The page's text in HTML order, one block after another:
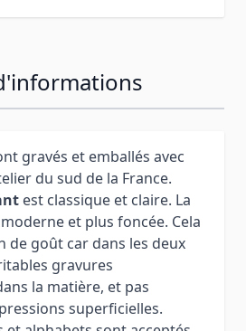
gravés et emballés avec
du sud de la France.
est classique et claire. La
et plus foncée. Cela
de goût car dans les deux
gravures
la matière, et pas
superficielles.